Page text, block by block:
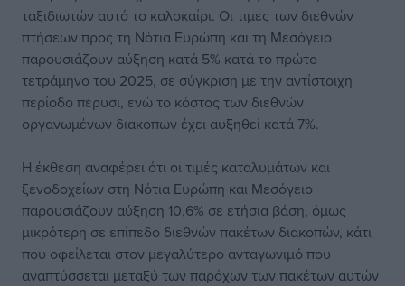
ταξιδιωτών αυτό το καλοκαίρι. Οι τιμές των διεθνών
πτήσεων προς τη Νότια Ευρώπη και τη Μεσόγειο
παρουσιάζουν αύξηση κατά 5% κατά το πρώτο
τετράμηνο του 2025, σε σύγκριση με την αντίστοιχη
περίοδο πέρυσι, ενώ το κόστος των διεθνών
οργανωμένων διακοπών έχει αυξηθεί κατά 7%.
Η έκθεση αναφέρει ότι οι τιμές καταλυμάτων και
ξενοδοχείων στη Νότια Ευρώπη και Μεσόγειο
παρουσιάζουν αύξηση 10,6% σε ετήσια βάση, όμως
μικρότερη σε επίπεδο διεθνών πακέτων διακοπών, κάτι
που οφείλεται στον μεγαλύτερο ανταγωνιμό που
αναπτύσσεται μεταξύ των παρόχων των πακέτων αυτών